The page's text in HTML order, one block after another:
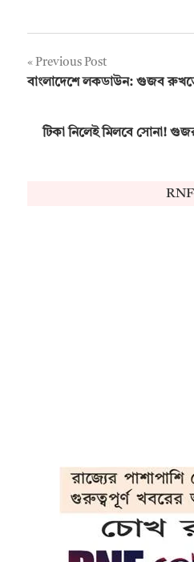
Post
Previous Post
বাংলাদেশে লকডাউন: গুজব
টিকা নিলেই মিলবে সোনা!
RNF-